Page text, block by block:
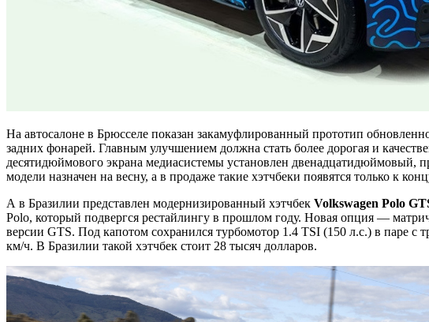
На автосалоне в Брюсселе показан закамуфлированный прототип
задних фонарей. Главным улучшением должна стать более дорогая и
десятидюймового экрана медиасистемы установлен двенадцатидюймовый,
модели назначен на весну, а в продаже такие хэтчбеки появятся только к
А в Бразилии представлен модернизированный хэтчбек Volkswagen Polo
Polo, который подвергся рестайлингу в прошлом году. Новая опция —
версии GTS. Под капотом сохранился турбомотор 1.4 TSI (150 л.с.) в паре
км/ч. В Бразилии такой хэтчбек стоит 28 тысяч долларов.